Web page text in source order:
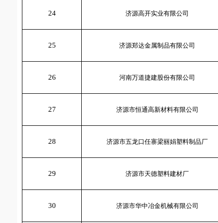
24 济源高开实业有限公司
25 济源郑达金属制品有限公司
26 河南万道捷建股份有限公司
27 济源市恒通高新材料有限公司
28 济源市五龙口任寨梁丽娟塑料制品厂
29 济源市天德塑料建材厂
30 济源市华中冶金机械有限公司